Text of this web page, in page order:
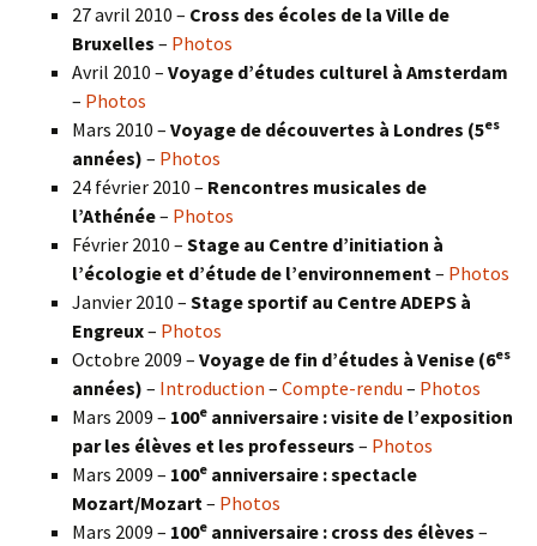
27 avril 2010 – Cross des écoles de la Ville de
Bruxelles – Photos
Avril 2010 – Voyage d’études culturel à Amsterdam
– Photos
Mars 2010 – Voyage de découvertes à Londres (5es
années) – Photos
24 février 2010 – Rencontres musicales de
l’Athénée– Photos
Février 2010 – Stage au Centre d’initiation à
l’écologie et d’étude de l’environnement – Photos
Janvier 2010 – Stage sportif au Centre ADEPS à
Engreux– Photos
Octobre 2009 – Voyage de fin d’études à Venise (6es
années) – Introduction – Compte-rendu – Photos
Mars 2009 – 100e anniversaire : visite de l’exposition
par les élèves et les professeurs – Photos
Mars 2009 – 100e anniversaire : spectacle
Mozart/Mozart – Photos
Mars 2009 – 100e anniversaire : cross des élèves –